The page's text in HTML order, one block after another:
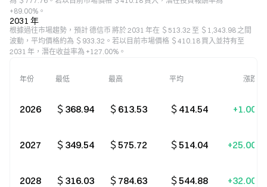
+89.00%。
2031 年
根據過往市場趨勢，預計 德信币 將於 2031 年在 ＄513.32 至 ＄1,343.98 之間
波動，平均價格約為 ＄933.32。若以目前市場價格 ＄410.18 買入並持有至
2031 年，潛在收益率為 +127.00%。
年份 最低 最高 平均 漲跌幅
2026 ＄368.94 ＄613.53 ＄414.54 +1.00%
2027 ＄349.54 ＄575.72 ＄514.04 +25.00%
2028 ＄316.03 ＄784.63 ＄544.88 +32.00%